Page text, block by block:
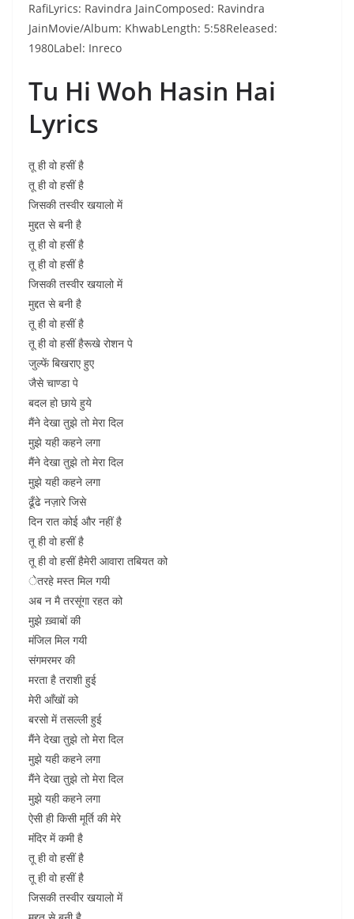
RafiLyrics: Ravindra JainComposed: Ravindra
JainMovie/Album: KhwabLength: 5:58Released:
1980Label: Inreco
Tu Hi Woh Hasin Hai
Lyrics
तू ही वो हसीं है
तू ही वो हसीं है
जिसकी तस्वीर खयालो में
मुद्दत से बनी है
तू ही वो हसीं है
तू ही वो हसीं है
जिसकी तस्वीर खयालो में
मुद्दत से बनी है
तू ही वो हसीं है
तू ही वो हसीं हैरूखे रोशन पे
जुल्फें बिखराए हुए
जैसे चाण्डा पे
बदल हो छाये हुये
मैंने देखा तुझे तो मेरा दिल
मुझे यही कहने लगा
मैंने देखा तुझे तो मेरा दिल
मुझे यही कहने लगा
ढूँढे नज़ारे जिसे
दिन रात कोई और नहीं है
तू ही वो हसीं है
तू ही वो हसीं हैमेरी आवारा तबियत को
ेतरहे मस्त मिल गयी
अब न मै तरसूंगा रहत को
मुझे ख़्वाबों की
मंजिल मिल गयी
संगमरमर की
मरता है तराशी हुई
मेरी आँखों को
बरसो में तसल्ली हुई
मैंने देखा तुझे तो मेरा दिल
मुझे यही कहने लगा
मैंने देखा तुझे तो मेरा दिल
मुझे यही कहने लगा
ऐसी ही किसी मूर्ति की मेरे
मंदिर में कमी है
तू ही वो हसीं है
तू ही वो हसीं है
जिसकी तस्वीर खयालो में